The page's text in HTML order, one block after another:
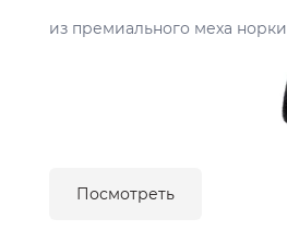
из премиального меха норки
Посмотреть